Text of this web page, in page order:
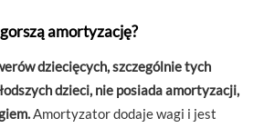
amortyzację?
dziecięcych, szczególnie tych
dzieci, nie posiada amortyzacji,
Amortyzator dodaje wagi i jest